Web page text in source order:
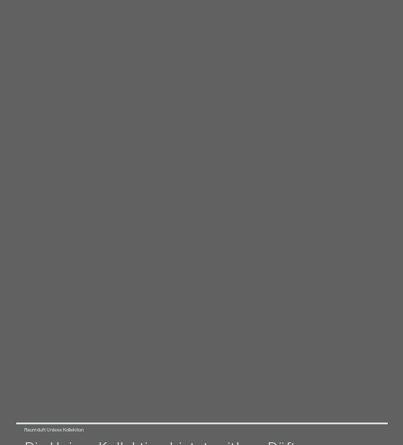
Raumduft Unisex Kollektion